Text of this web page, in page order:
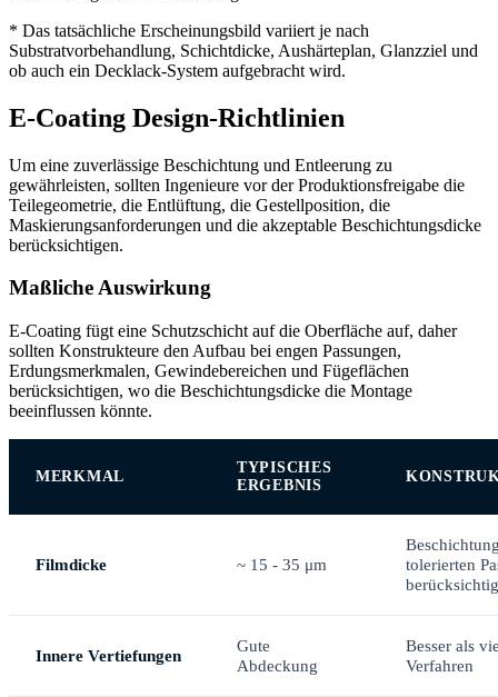
* Das tatsächliche Erscheinungsbild variiert je nach
Substratvorbehandlung, Schichtdicke, Aushärteplan, Glanzziel und
ob auch ein Decklack-System aufgebracht wird.
E-Coating Design-Richtlinien
Um eine zuverlässige Beschichtung und Entleerung zu
gewährleisten, sollten Ingenieure vor der Produktionsfreigabe die
Teilegeometrie, die Entlüftung, die Gestellposition, die
Maskierungsanforderungen und die akzeptable Beschichtungsdicke
berücksichtigen.
Maßliche Auswirkung
E-Coating fügt eine Schutzschicht auf die Oberfläche auf, daher
sollten Konstrukteure den Aufbau bei engen Passungen,
Erdungsmerkmalen, Gewindebereichen und Fügeflächen
berücksichtigen, wo die Beschichtungsdicke die Montage
beeinflussen könnte.
MERKMAL
TYPISCHES
ERGEBNIS
Filmdicke ~ 15 - 35 μm
tolerierten
Innere Vertiefungen
Gute
Abdeckung
Besser als
Verfahren